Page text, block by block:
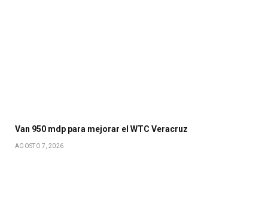
Van 950 mdp para mejorar el WTC Veracruz
AGOSTO 7, 2026